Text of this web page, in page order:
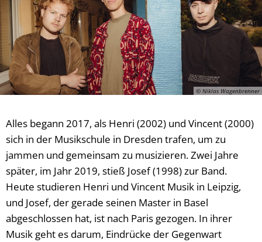
© Niklas Wagenbrenner
Alles begann 2017, als Henri (2002) und Vincent (2000)
sich in der Musikschule in Dresden trafen, um zu
jammen und gemeinsam zu musizieren. Zwei Jahre
später, im Jahr 2019, stieß Josef (1998) zur Band.
Heute studieren Henri und Vincent Musik in Leipzig,
und Josef, der gerade seinen Master in Basel
abgeschlossen hat, ist nach Paris gezogen. In ihrer
Musik geht es darum, Eindrücke der Gegenwart